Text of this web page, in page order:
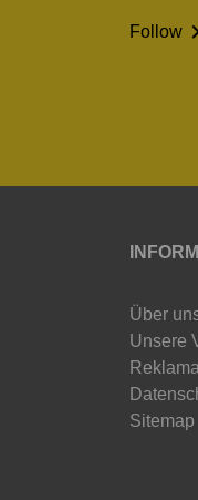
Follow
Über
Unsere
Sitemap